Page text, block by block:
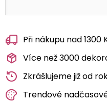
Při nákupu nad
Více než 3000
Zkrášlujeme již od
Trendové